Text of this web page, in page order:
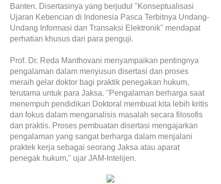
Banten. Disertasinya yang berjudul "Konseptualisasi
Ujaran Kebencian di Indonesia Pasca Terbitnya Undang-
Undang Informasi dan Transaksi Elektronik" mendapat
perhatian khusus dari para penguji.
Prof. Dr. Reda Manthovani menyampaikan pentingnya
pengalaman dalam menyusun disertasi dan proses
meraih gelar doktor bagi praktik penegakan hukum,
terutama untuk para Jaksa. "Pengalaman berharga saat
menempuh pendidikan Doktoral membuat kita lebih kritis
dan fokus dalam menganalisis masalah secara filosofis
dan praktis. Proses pembuatan disertasi mengajarkan
pengalaman yang sangat berharga dalam menjalani
praktek kerja sebagai seorang Jaksa atau aparat
penegak hukum," ujar JAM-Intelijen.